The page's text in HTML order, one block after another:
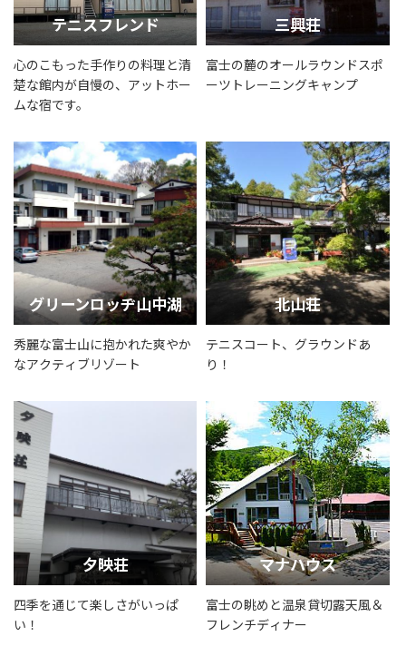
テニスフレンド
心のこもった手作りの料理と清
楚な館内が自慢の、アットホー
ムな宿です。
三興荘
富士の麓のオールラウンドスポ
ーツトレーニングキャンプ
グリーンロッヂ山中湖
秀麗な富士山に抱かれた爽やか
なアクティブリゾート
北山荘
テニスコート、グラウンドあ
り！
夕映荘
四季を通じて楽しさがいっぱ
い！
マナハウス
富士の眺めと温泉貸切露天風＆
フレンチディナー